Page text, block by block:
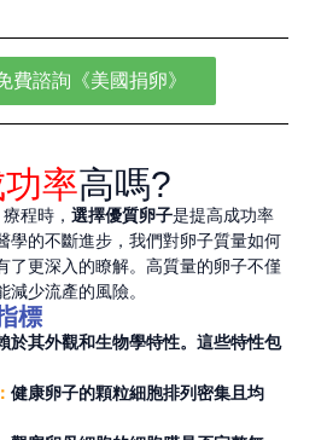
費諮詢《美國捐卵》
功率高嗎?
程時，選擇優質卵子是提高成功率
學的不斷進步，我們對卵子質量如何
了更深入的瞭解。高質量的卵子不僅
少流產的風險。
標
於其外觀和生物學特性。這些特性包
健康卵子的顆粒細胞排列密集且均